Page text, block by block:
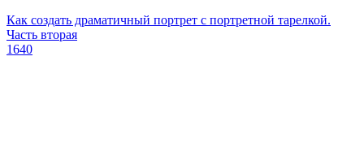
Как создать драматичный портрет с портретной тарелкой.
Часть вторая
1640